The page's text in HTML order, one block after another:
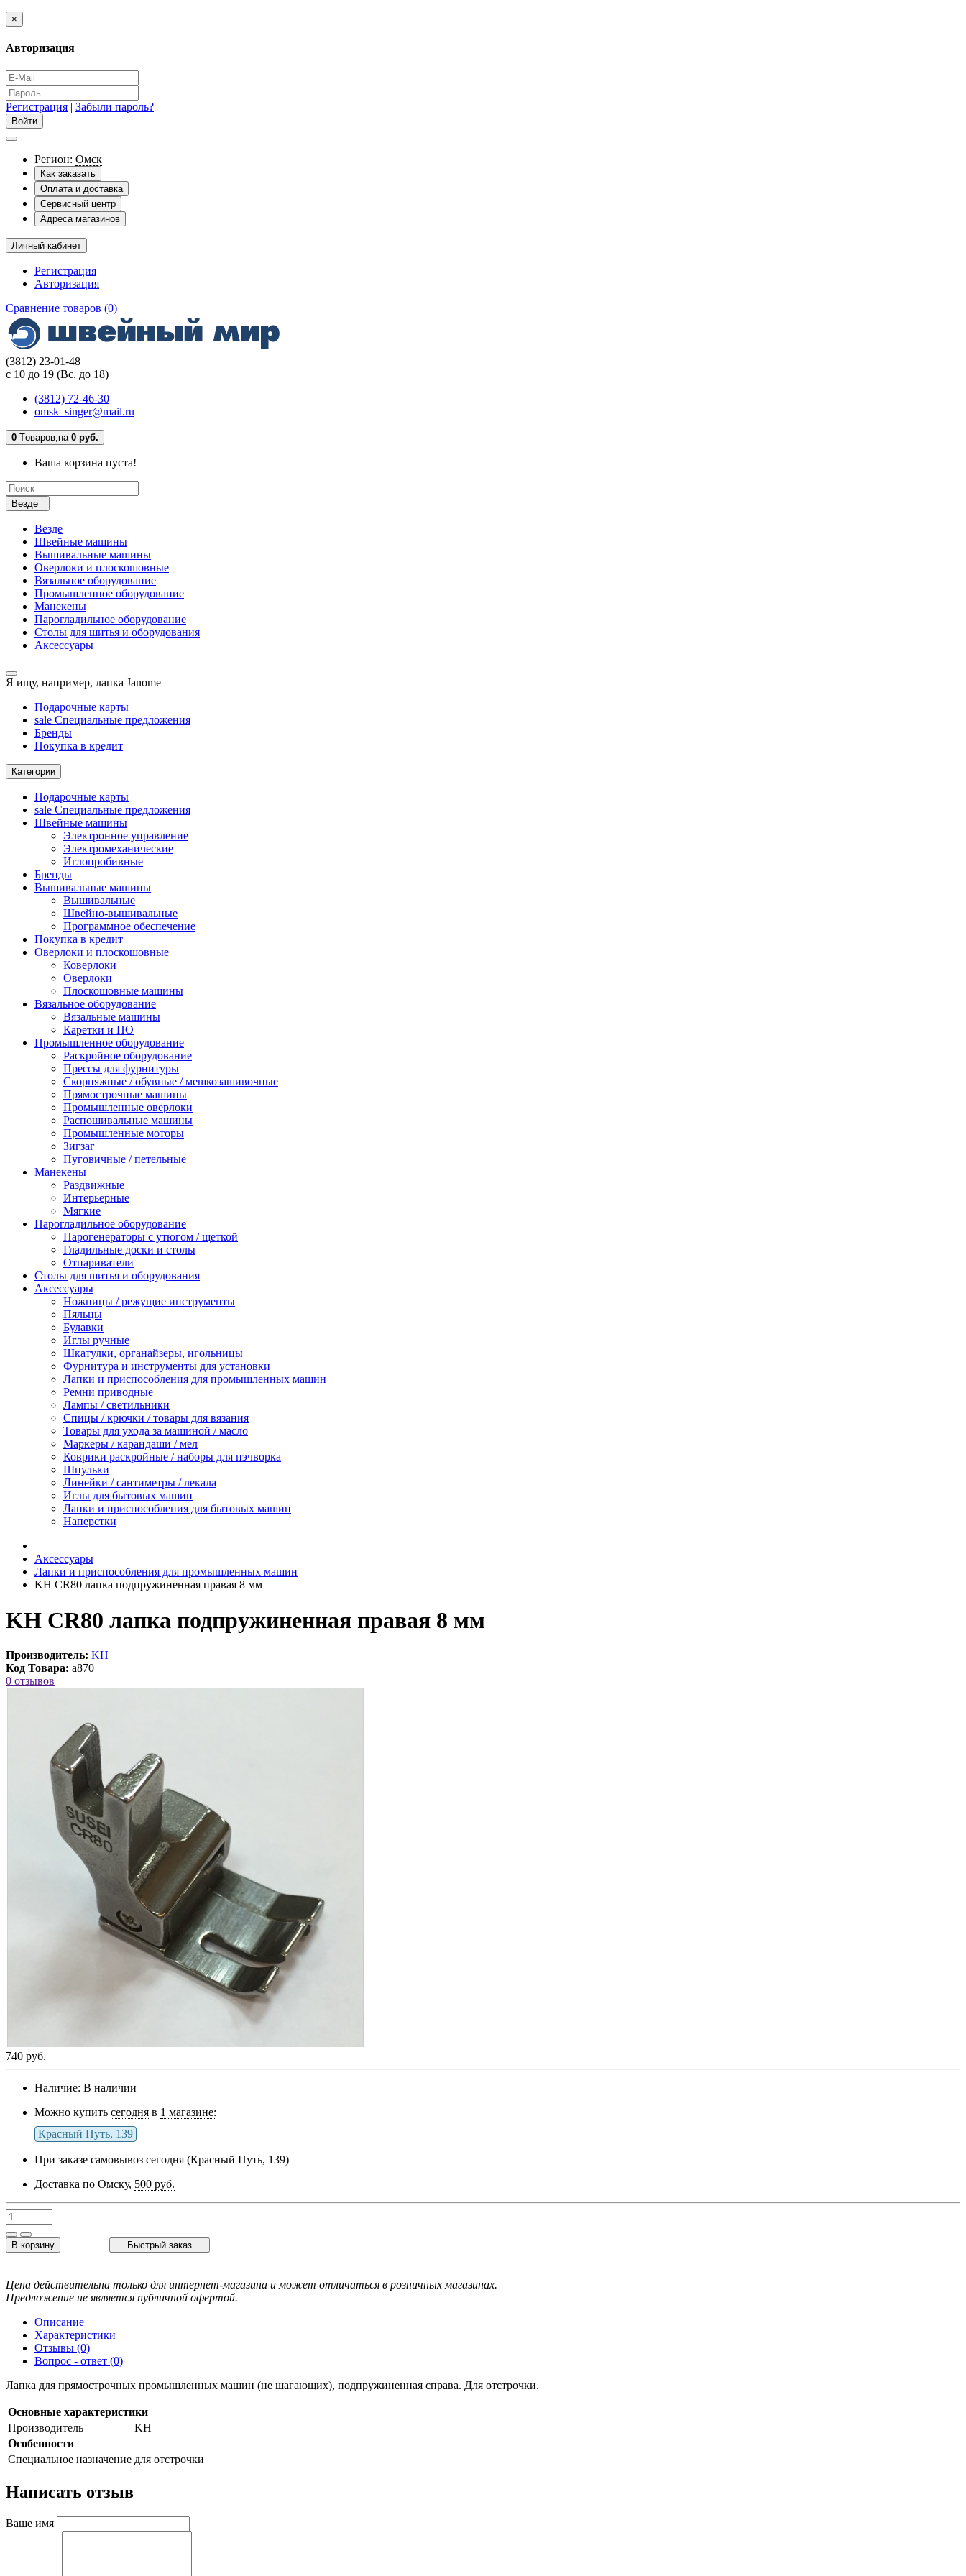
×
Авторизация
Регистрация | Забыли пароль?
Регион: Омск
Как заказать
Оплата и доставка
Сервисный центр
Адреса магазинов
Личный кабинет
Регистрация
Авторизация
Сравнение товаров (0)
(3812) 23-01-48
с 10 до 19 (Вс. до 18)
(3812) 72-46-30
omsk_singer@mail.ru
0 Tоваров,на 0 руб.
Ваша корзина пуста!
Везде
Везде
Швейные машины
Вышивальные машины
Оверлоки и плоскошовные
Вязальное оборудование
Промышленное оборудование
Манекены
Парогладильное оборудование
Столы для шитья и оборудования
Аксессуары
Я ищу, например, лапка Janome
Подарочные карты
sale Специальные предложения
Бренды
Покупка в кредит
Категории
Подарочные карты
sale Специальные предложения
Швейные машины
Электронное управление
Электромеханические
Иглопробивные
Бренды
Вышивальные машины
Вышивальные
Швейно-вышивальные
Программное обеспечение
Покупка в кредит
Оверлоки и плоскошовные
Коверлоки
Оверлоки
Плоскошовные машины
Вязальное оборудование
Вязальные машины
Каретки и ПО
Промышленное оборудование
Раскройное оборудование
Прессы для фурнитуры
Скорняжные / обувные / мешкозашивочные
Прямострочные машины
Промышленные оверлоки
Распошивальные машины
Промышленные моторы
Зигзаг
Пуговичные / петельные
Манекены
Раздвижные
Интерьерные
Мягкие
Парогладильное оборудование
Парогенераторы с утюгом / щеткой
Гладильные доски и столы
Отпариватели
Столы для шитья и оборудования
Аксессуары
Ножницы / режущие инструменты
Пяльцы
Булавки
Иглы ручные
Шкатулки, органайзеры, игольницы
Фурнитура и инструменты для установки
Лапки и приспособления для промышленных машин
Ремни приводные
Лампы / светильники
Спицы / крючки / товары для вязания
Товары для ухода за машиной / масло
Маркеры / карандаши / мел
Коврики раскройные / наборы для пэчворка
Шпульки
Линейки / сантиметры / лекала
Иглы для бытовых машин
Лапки и приспособления для бытовых машин
Наперстки
Аксессуары
Лапки и приспособления для промышленных машин
KH CR80 лапка подпружиненная правая 8 мм
KH CR80 лапка подпружиненная правая 8 мм
Производитель: KH
Код Товара: a870
0 отзывов
740 руб.
Наличие: В наличии
Можно купить сегодня в 1 магазине:
Красный Путь, 139
При заказе самовывоз сегодня (Красный Путь, 139)
Доставка по Омску, 500 руб.
В корзину Быстрый заказ
Цена действительна только для интернет-магазина и может отличаться в розничных магазинах.
Предложение не является публичной офертой.
Описание
Характеристики
Отзывы (0)
Вопрос - ответ (0)
Лапка для прямострочных промышленных машин (не шагающих), подпружиненная справа. Для отстрочки.
Основные характеристики
Производитель
KH
Особенности
Специальное назначение для отстрочки
Написать отзыв
Ваше имя